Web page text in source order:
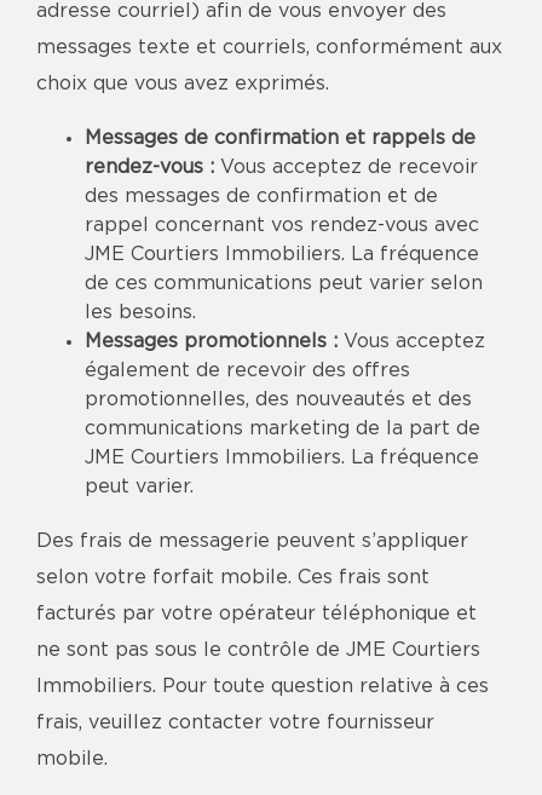
adresse courriel) afin de vous envoyer des
messages texte et courriels, conformément aux
choix que vous avez exprimés.
Messages de confirmation et rappels de
rendez-vous : Vous acceptez de recevoir
des messages de confirmation et de
rappel concernant vos rendez-vous avec
JME Courtiers Immobiliers. La fréquence
de ces communications peut varier selon
les besoins.
Messages promotionnels : Vous acceptez
également de recevoir des offres
promotionnelles, des nouveautés et des
communications marketing de la part de
JME Courtiers Immobiliers. La fréquence
peut varier.
Des frais de messagerie peuvent s’appliquer
selon votre forfait mobile. Ces frais sont
facturés par votre opérateur téléphonique et
ne sont pas sous le contrôle de JME Courtiers
Immobiliers. Pour toute question relative à ces
frais, veuillez contacter votre fournisseur
mobile.